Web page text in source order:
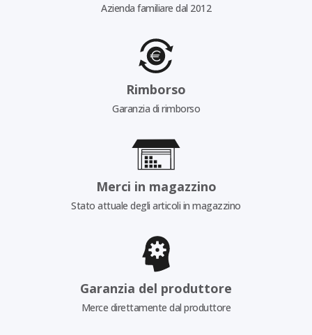
Azienda familiare dal 2012
Rimborso
Garanzia di rimborso
Merci in magazzino
Stato attuale degli articoli in magazzino
Garanzia del produttore
Merce direttamente dal produttore